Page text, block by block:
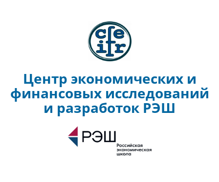
Центр экономических и
финансовых исследований
и разработок РЭШ